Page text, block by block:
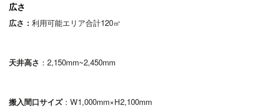
広さ
広さ： 利用可能エリア合計120㎡
天井高さ ：2,150mm~2,450mm
搬入間口サイズ：W1,000mm×H2,100mm